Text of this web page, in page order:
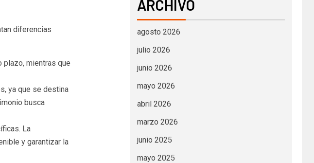
diferencias
plazo, mientras que
ya que se destina
busca
La
y garantizar la
ARCHIVO
agosto 2026
julio 2026
junio 2026
mayo 2026
abril 2026
marzo 2026
junio 2025
mayo 2025